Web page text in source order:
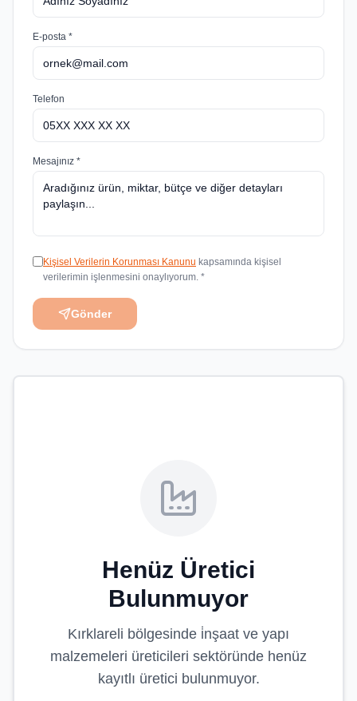
E-posta *
Telefon
Mesajınız *
Kişisel Verilerin Korunması Kanunu kapsamında kişisel
verilerimin işlenmesini onaylıyorum. *
Gönder
Henüz Üretici
Bulunmuyor
Kırklareli bölgesinde i̇nşaat ve yapı
malzemeleri üreticileri sektöründe henüz
kayıtlı üretici bulunmuyor.